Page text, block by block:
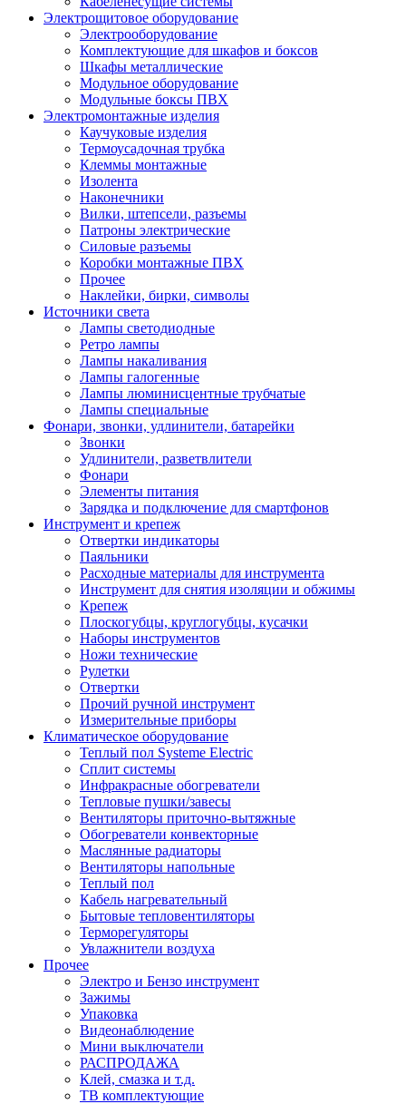
Электрощитовое оборудование
Электрооборудование
Комплектующие для шкафов и боксов
Шкафы металлические
Модульное оборудование
Модульные боксы ПВХ
Электромонтажные изделия
Каучуковые изделия
Термоусадочная трубка
Клеммы монтажные
Изолента
Наконечники
Вилки, штепсели, разъемы
Патроны электрические
Силовые разъемы
Коробки монтажные ПВХ
Прочее
Наклейки, бирки, символы
Источники света
Лампы светодиодные
Ретро лампы
Лампы накаливания
Лампы галогенные
Лампы люминисцентные трубчатые
Лампы специальные
Фонари, звонки, удлинители, батарейки
Звонки
Удлинители, разветвлители
Фонари
Элементы питания
Зарядка и подключение для смартфонов
Инструмент и крепеж
Отвертки индикаторы
Паяльники
Расходные материалы для инструмента
Инструмент для снятия изоляции и обжимы
Крепеж
Плоскогубцы, круглогубцы, кусачки
Наборы инструментов
Ножи технические
Рулетки
Отвертки
Прочий ручной инструмент
Измерительные приборы
Климатическое оборудование
Теплый пол Systeme Electric
Сплит системы
Инфракрасные обогреватели
Тепловые пушки/завесы
Вентиляторы приточно-вытяжные
Обогреватели конвекторные
Маслянные радиаторы
Вентиляторы напольные
Теплый пол
Кабель нагревательный
Бытовые тепловентиляторы
Терморегуляторы
Увлажнители воздуха
Прочее
Электро и Бензо инструмент
Зажимы
Упаковка
Видеонаблюдение
Мини выключатели
РАСПРОДАЖА
Клей, смазка и т.д.
ТВ комплектующие